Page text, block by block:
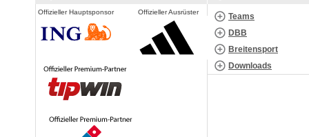
Offizieller Hauptsponsor Offizieller Ausrüster
Teams
DBB
Breitensport
Downloads